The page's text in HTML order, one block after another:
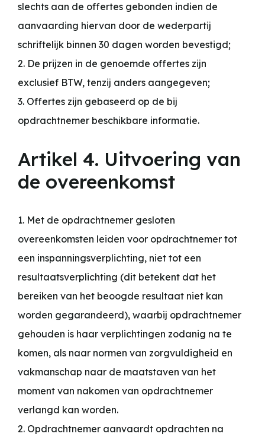
slechts aan de offertes gebonden indien de
aanvaarding hiervan door de wederpartij
schriftelijk binnen 30 dagen worden bevestigd;
2. De prijzen in de genoemde offertes zijn
exclusief BTW, tenzij anders aangegeven;
3. Offertes zijn gebaseerd op de bij
opdrachtnemer beschikbare informatie.
Artikel 4. Uitvoering van
de overeenkomst
1. Met de opdrachtnemer gesloten
overeenkomsten leiden voor opdrachtnemer tot
een inspanningsverplichting, niet tot een
resultaatsverplichting (dit betekent dat het
bereiken van het beoogde resultaat niet kan
worden gegarandeerd), waarbij opdrachtnemer
gehouden is haar verplichtingen zodanig na te
komen, als naar normen van zorgvuldigheid en
vakmanschap naar de maatstaven van het
moment van nakomen van opdrachtnemer
verlangd kan worden.
2. Opdrachtnemer aanvaardt opdrachten na